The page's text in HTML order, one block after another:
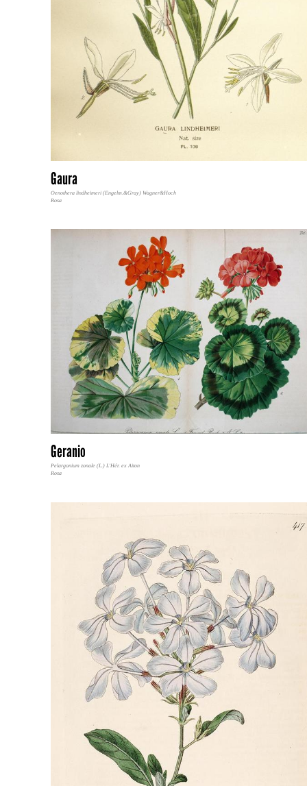
Gaura
Oenothera lindheimeri (Engelm.&Gray) Wagner&Hoch
Rosa
Geranio
Pelargonium zonale (L.) L'Hér. ex Aiton
Rosa